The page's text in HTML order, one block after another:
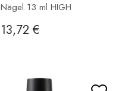
Nägel 13 ml HIGH
RESOLUTIONS
13,72 €